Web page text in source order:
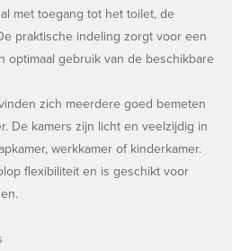
met toegang tot het toilet, de
praktische indeling zorgt voor een
optimaal gebruik van de beschikbare
zich meerdere goed bemeten
De kamers zijn licht en veelzijdig in
werkkamer of kinderkamer.
flexibiliteit en is geschikt voor